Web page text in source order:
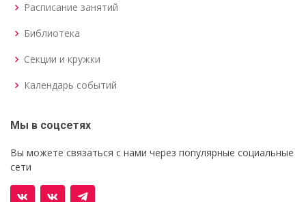
Расписание занятий
Библиотека
Секции и кружки
Календарь событий
Мы в соцсетях
Вы можете связаться с нами через популярные социальные
сети